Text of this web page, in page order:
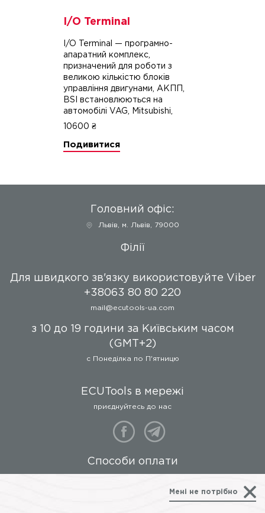
I/O Terminal
I/O Terminal — програмно-
апаратний комплекс,
призначений для роботи з
великою кількістю блоків
управління двигунами, АКПП,
BSI встановлюються на
автомобілі VAG, Mitsubishi,
Mazda, Ford, Nissan, Subaru,
Romeo, Fiat, Jaguar, Land
Terminal
- Власний адаптер, що
інтерфейси, що забезпечує
відсутність необхідності
купувати дорогий J2534
інтерфейс.
- Читання і запис повного
пам'яті блоку через
діагностіескій роз'єм.
- Перевірка і корекція
контрольних сум. Безпечні
додаткових функцій
(скидання блоків б / у
вмісту eeprom, зміна
показань пробігу в пам'яті
реєстратора ЕБУ).
Ліцензування
10600 ₴
Подивитися
Головний офіс:
Львів м. Львів, 79000
Філії
Для швидкого зв'язку використовуйте Viber
+38063 80 80 220
mail@ecutools-ua.com
з 10 до 19 години за Київським часом
(GMT+2)
c Понеділка по П'ятницю
ECUTools в мережі
приєднуйтесь до нас
Способи оплати
Мені не потрібно